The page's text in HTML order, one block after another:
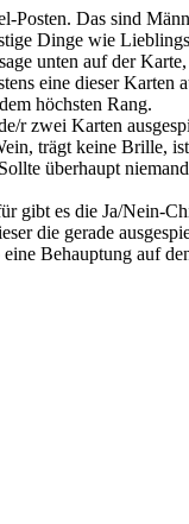
Das sind
Dinge wie
unten auf der
eine dieser Karten
höchsten Rang.
r zwei Karten
trägt keine Brille,
überhaupt
gibt es die Ja/Nein-
die gerade
Behauptung auf